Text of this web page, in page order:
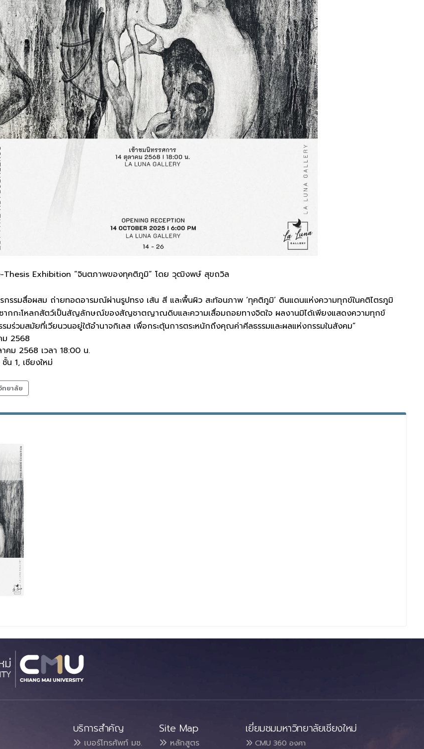
Thesis Exhibition “จินตภาพของทุคติภูมิ” โดย วุฒิงพษ์ สุขถวิล
กรรมสื่อผสม ถ่ายทอดอารมณ์ผ่านรูปทรง เส้น สี และพื้นผิว สะท้อนภาพ ‘ทุคติภูมิ’ ดินแดนแห่งความทุกข์ในคติไตรภูมิ
ซากกะโหลกสัตว์เป็นสัญลักษณ์ของสัญชาตญาณดิบและความเสื่อมถอยทางจิตใจ ผลงานมิได้เพียงแสดงความทุกข์
ร่วมสมัยที่เวียนวนอยู่ใต้อำนาจกิเลส เพื่อกระตุ้นการตระหนักถึงคุณค่าศีลธรรมและผลแห่งกรรมในสังคม”
2568
คม 2568 เวลา 18:00 น.
น 1, เชียงใหม่
ทยาลัย
บริการสำคัญ
เบอร์โทรศัพท์ มช.
Site Map
หลักสูตร
เยี่ยมชมมหาวิทยาลัยเชียงใหม่
CMU 360 องศา